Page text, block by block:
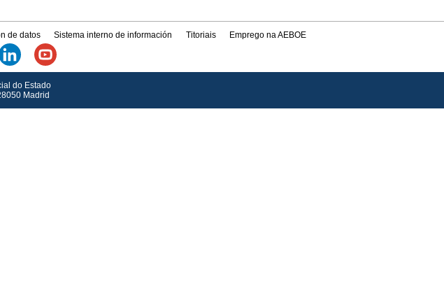
de datos Sistema interno de información Titoriais Emprego na AEBOE
do Estado
Madrid